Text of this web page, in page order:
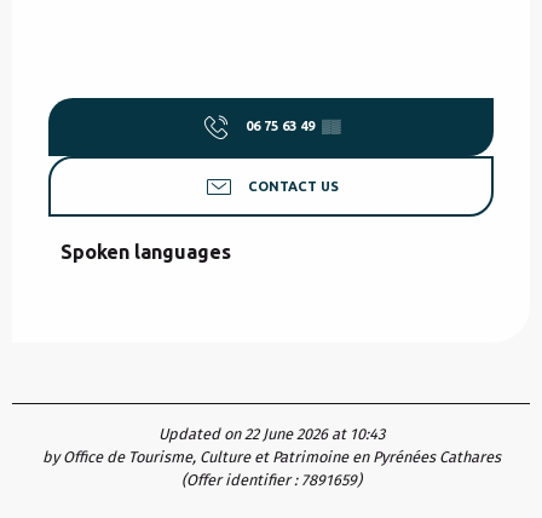
06 75 63 49 ▒▒
CONTACT US
Spoken languages
Spoken languages
Updated on 22 June 2026 at 10:43
by Office de Tourisme, Culture et Patrimoine en Pyrénées Cathares
(Offer identifier : 7891659)